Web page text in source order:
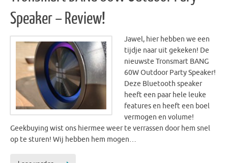
Speaker – Review!
Jawel, hier hebben we een
tijdje naar uit gekeken! De
nieuwste Tronsmart BANG
60W Outdoor Party Speaker!
Deze Bluetooth speaker
heeft een paar hele leuke
features en heeft een boel
vermogen en volume!
Geekbuying wist ons hiermee weer te verrassen door hem snel
op te sturen! Wij hebben hem mogen…